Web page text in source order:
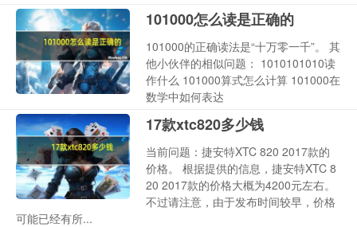
101000怎么读是正确的
101000的正确读法是“十万零一千”。 其
他小伙伴的相似问题： 1010101010读
作什么 101000算式怎么计算 101000在
数学中如何表达
17款xtc820多少钱
当前问题：捷安特XTC 820 2017款的
价格。 根据提供的信息，捷安特XTC 8
20 2017款的价格大概为4200元左右。
不过请注意，由于发布时间较早，价格
可能已经有所...